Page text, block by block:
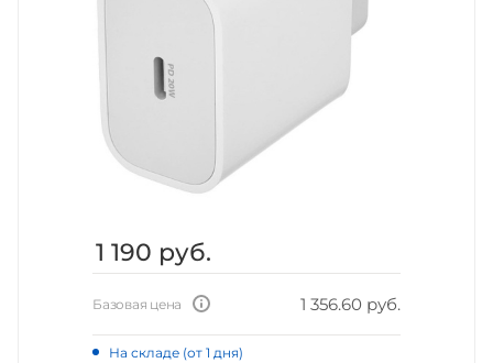
1 190 руб.
Базовая цена 1 356.60 руб.
На складе (от 1 дня)